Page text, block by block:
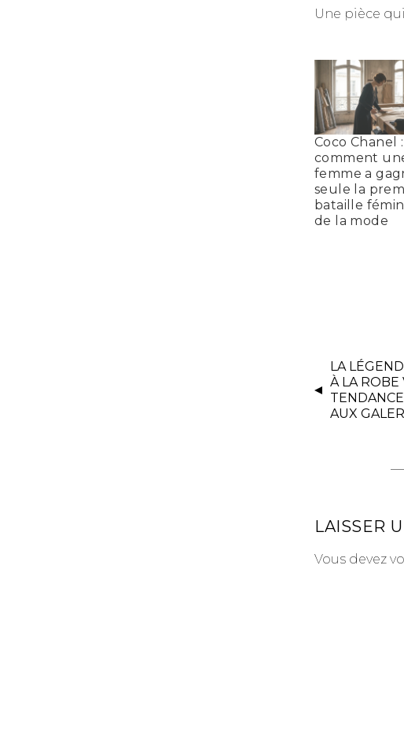
Une pièce
Coco Chanel :
comment
femme a
seule la
bataille
de la mode
LA
À LA ROBE
AUX
LAISSER
Vous devez